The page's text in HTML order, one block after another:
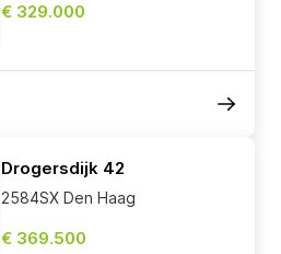
€ 329.000
Drogersdijk 42
2584SX Den Haag
€ 369.500